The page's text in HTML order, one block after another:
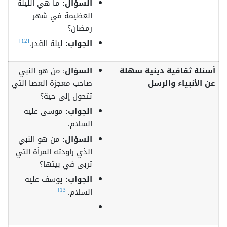
السؤال: ما هي الليلة
العظيمة في شهر
رمضان؟
الجواب: ليلة القدر.[12]
أسئلة ثقافية دينية سهلة
عن الأنبياء والرسل
السؤال: من هو النبي
صاحب معجزة العصا التي
تتحول إلى حية؟
الجواب: موسى عليه
السلام.
السؤال: من هو النبي
الذي راودته المرأة التي
تربى في بيتها؟
الجواب: يوسف عليه
السلام.[13]